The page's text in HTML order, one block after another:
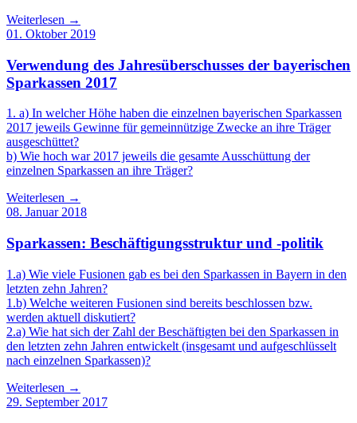
Weiterlesen →
01. Oktober 2019
Verwendung des Jahresüberschusses der bayerischen
Sparkassen 2017
1. a) In welcher Höhe haben die einzelnen bayerischen Sparkassen
2017 jeweils Gewinne für gemeinnützige Zwecke an ihre Träger
ausgeschüttet?
b) Wie hoch war 2017 jeweils die gesamte Ausschüttung der
einzelnen Sparkassen an ihre Träger?
Weiterlesen →
08. Januar 2018
Sparkassen: Beschäftigungsstruktur und -politik
1.a) Wie viele Fusionen gab es bei den Sparkassen in Bayern in den
letzten zehn Jahren?
1.b) Welche weiteren Fusionen sind bereits beschlossen bzw.
werden aktuell diskutiert?
2.a) Wie hat sich der Zahl der Beschäftigten bei den Sparkassen in
den letzten zehn Jahren entwickelt (insgesamt und aufgeschlüsselt
nach einzelnen Sparkassen)?
Weiterlesen →
29. September 2017